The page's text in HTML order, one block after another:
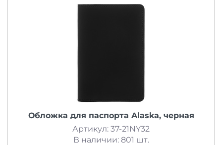
Обложка для паспорта Alaska, черная
Артикул: 37-21NY32
В наличии: 801 шт.